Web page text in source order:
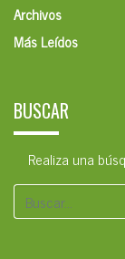
Archivos
Más Leídos
BUSCAR
Realiza una